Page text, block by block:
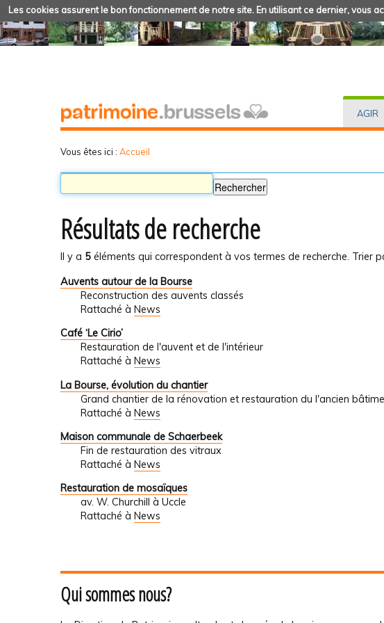
Les cookies assurent le bon fonctionnement de notre site. En utilisant ce dernier, vous
AGIR
Vous êtes ici : Accueil
Résultats de recherche
Il y a 5 éléments qui correspondent à vos termes de recherche. Trier
Auvents autour de la Bourse
Reconstruction des auvents classés
Rattaché à News
Café ‘Le Cirio’
Restauration de l'auvent et de l'intérieur
Rattaché à News
La Bourse, évolution du chantier
Grand chantier de la rénovation et restauration du l'ancien
Rattaché à News
Maison communale de Schaerbeek
Fin de restauration des vitraux
Rattaché à News
Restauration de mosaïques
av. W. Churchill à Uccle
Rattaché à News
Qui sommes nous?